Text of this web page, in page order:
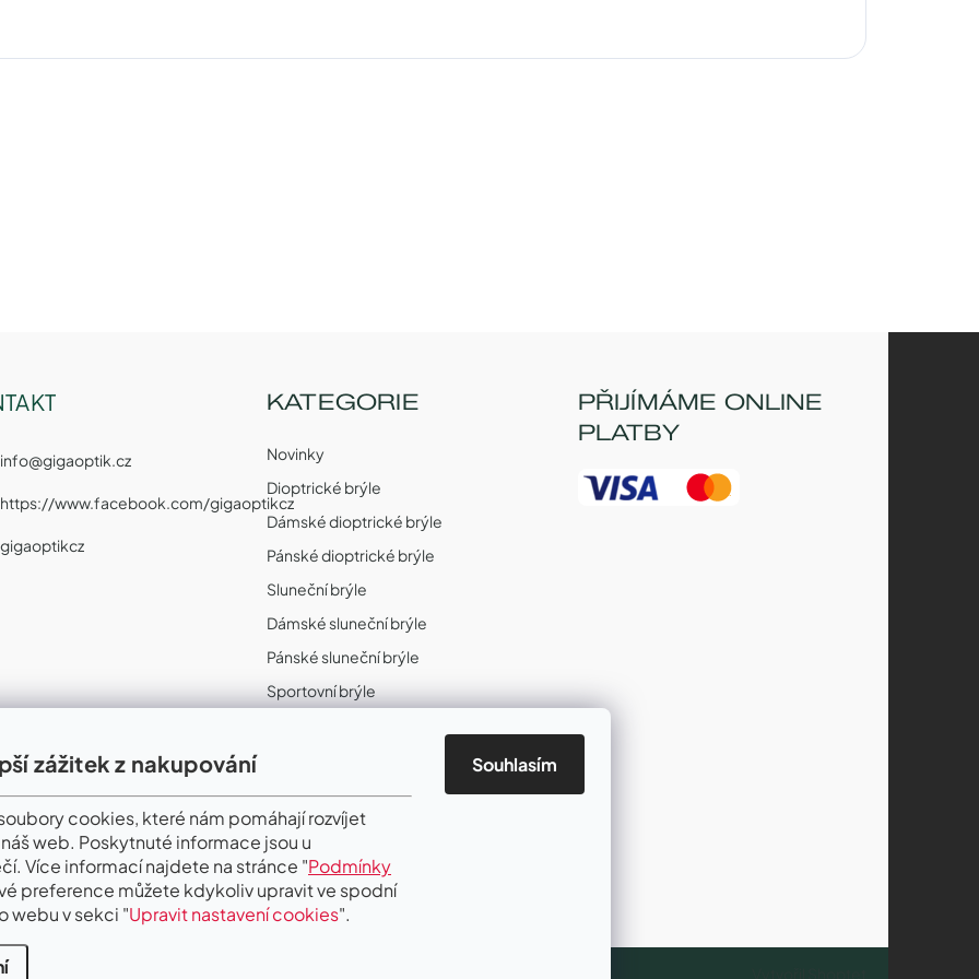
zážitek z nakupování
cookies, které nám pomáhají rozvíjet
web. Poskytnuté informace jsou u
Více informací najdete na stránce "Podmínky
preference můžete kdykoliv upravit ve spodní
webu v sekci "Upravit nastavení cookies".
Souhlasím
info@gigaoptik.cz
https://www.facebook.com/gigaoptikcz
gigaoptikcz
KATEGORIE
Novinky
Dioptrické brýle
Dámské dioptrické brýle
Pánské dioptrické brýle
Sluneční brýle
Dámské sluneční brýle
Pánské sluneční brýle
Sportovní brýle
II. Jakost
PŘIJÍMÁME ONLINE
PLATBY